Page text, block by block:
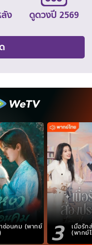
ง
ดูดวงปี 2569
ซ่อนคม (พากย์ 3 เมื่อรัก
(พากย์